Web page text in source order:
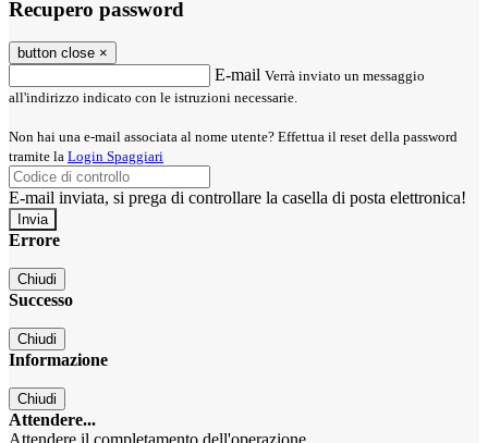
Recupero password
button close ×
E-mail Verrà inviato un messaggio
all'indirizzo indicato con le istruzioni necessarie.
Non hai una e-mail associata al nome utente? Effettua il reset della password
tramite la Login Spaggiari
E-mail inviata, si prega di controllare la casella di posta elettronica!
Errore
Chiudi
Successo
Chiudi
Informazione
Chiudi
Attendere...